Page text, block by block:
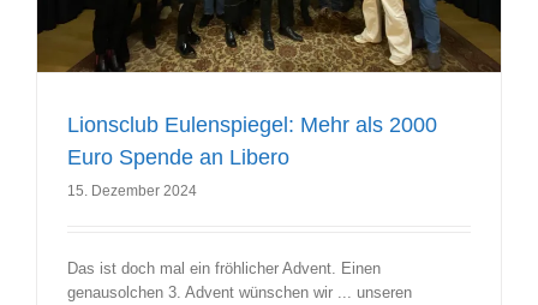
Lionsclub Eulenspiegel: Mehr als 2000
Euro Spende an Libero
15. Dezember 2024
Das ist doch mal ein fröhlicher Advent. Einen
genausolchen 3. Advent wünschen wir ... unseren